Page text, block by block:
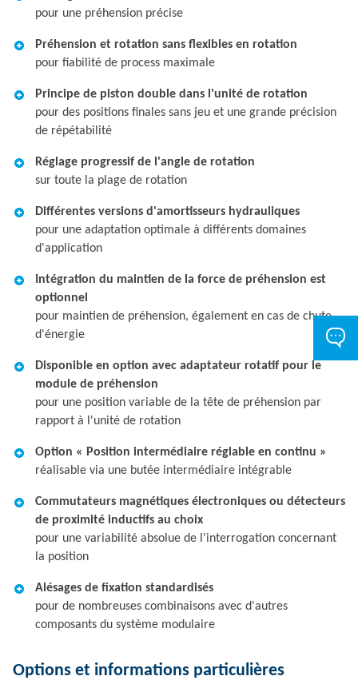
pour une préhension précise
Préhension et rotation sans flexibles en rotation
pour fiabilité de process maximale
Principe de piston double dans l'unité de rotation
pour des positions finales sans jeu et une grande précision
de répétabilité
Réglage progressif de l'angle de rotation
sur toute la plage de rotation
Différentes versions d'amortisseurs hydrauliques
pour une adaptation optimale à différents domaines
d'application
Intégration du maintien de la force de préhension est
optionnel
pour maintien de préhension, également en cas de chute
d'énergie
Disponible en option avec adaptateur rotatif pour le
module de préhension
pour une position variable de la tête de préhension par
rapport à l'unité de rotation
Option « Position intermédiaire réglable en continu »
réalisable via une butée intermédiaire intégrable
Commutateurs magnétiques électroniques ou détecteurs
de proximité inductifs au choix
pour une variabilité absolue de l'interrogation concernant
la position
Alésages de fixation standardisés
pour de nombreuses combinaisons avec d'autres
composants du système modulaire
Options et informations particulières